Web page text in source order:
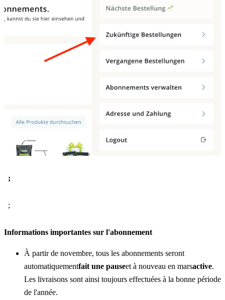
;
;
Informations importantes sur l'abonnement
À partir de novembre, tous les abonnements seront
automatiquementfait une pauseet à nouveau en marsactive.
Les livraisons sont ainsi toujours effectuées à la bonne période
de l'année.